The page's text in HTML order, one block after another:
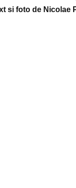
si foto de Nicolae